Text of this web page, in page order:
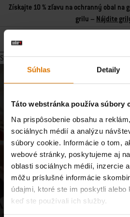
Súhlas Detaily
Táto webstránka používa súbory
Na prispôsobenie obsahu a
sociálnych médií a analýzu
súbory cookie. Informácie o tom,
webové stránky, poskytujeme aj
oblasti sociálnych médií, inzercie
môžu príslušné informácie
údajmi, ktoré ste im poskytli alebo
keď ste používali ich služby.
Získajte 10 % zľavu na ochranný obal na
grilu – Nájdite
Stránka neobsahuje žiadny obsah.
Pridajte sa k
E-mailové aktualizácie od našej
nadšencov jedla a milovníkov
E-mailová adresa
Zaregistrujte ma na odber e-mailov od
GmbH a Weber-Stephen CZ&SK spol. s r.o., aby
Weber, ako sú recepty, informácie o výrobkoch,
spotrebiteľské prieskumy, a to s použitím